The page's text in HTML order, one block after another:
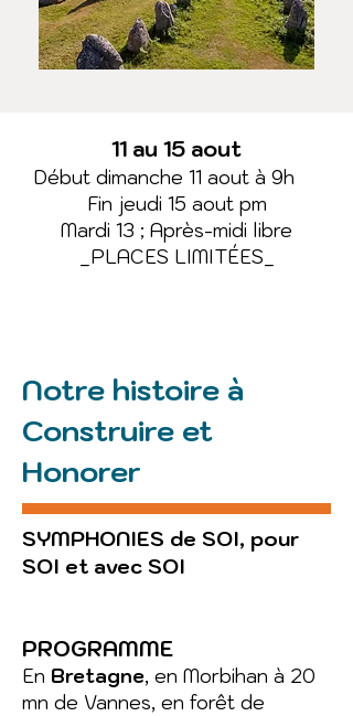
11 au 15 aout
Début dimanche 11 aout à 9h
Fin jeudi 15 aout pm
Mardi 13 ; Après-midi libre
_PLACES LIMITÉES_
Notre histoire à
Construire et
Honorer
SYMPHONIES de SOI, pour
SOI et avec SOI
PROGRAMME
En Bretagne, en Morbihan à 20
mn de Vannes, en forêt de